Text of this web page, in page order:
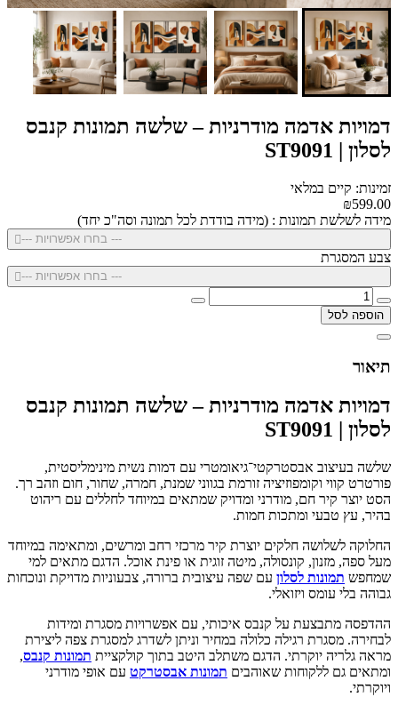
דמויות אדמה מודרניות – שלשה תמונות קנבס
לסלון | ST9091
זמינות: קיים במלאי
₪599.00
מידה לשלשת תמונות : (מידה בודדת לכל תמונה וסה"כ יחד)
--- בחרו אפשרויות ---
צבע המסגרת
--- בחרו אפשרויות ---
הוספה לסל
תיאור
דמויות אדמה מודרניות – שלשה תמונות קנבס
לסלון | ST9091
שלשה בעיצוב אבסטרקטי־גיאומטרי עם דמות נשית מינימליסטית,
פורטרט קווי וקומפוזיציה זורמת בגווני שמנת, חמרה, שחור, חום וזהב רך.
הסט יוצר קיר חם, מודרני ומדויק שמתאים במיוחד לחללים עם ריהוט
בהיר, עץ טבעי ומתכות חמות.
החלוקה לשלושה חלקים יוצרת קיר מרכזי רחב ומרשים, ומתאימה במיוחד
מעל ספה, מזנון, קונסולה, מיטה זוגית או פינת אוכל. הדגם מתאים למי
שמחפש תמונות לסלון עם שפה עיצובית ברורה, צבעוניות מדויקת ונוכחות
גבוהה בלי עומס ויזואלי.
ההדפסה מתבצעת על קנבס איכותי, עם אפשרויות מסגרת ומידות
לבחירה. מסגרת רגילה כלולה במחיר וניתן לשדרג למסגרת צפה ליצירת
מראה גלריה יוקרתי. הדגם משתלב היטב בתוך קולקציית תמונות קנבס,
ומתאים גם ללקוחות שאוהבים תמונות אבסטרקט עם אופי מודרני
ויוקרתי.